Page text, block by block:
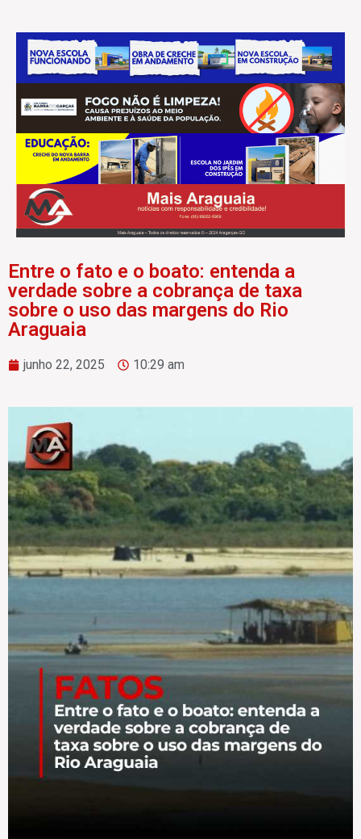
Entre o fato e o boato: entenda a
verdade sobre a cobrança de taxa
sobre o uso das margens do Rio
Araguaia
junho 22, 2025 10:29 am